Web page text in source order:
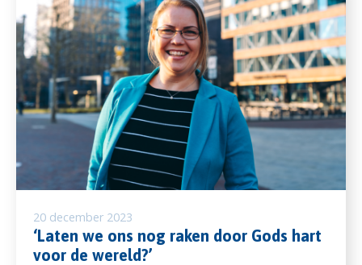
20 december 2023
‘Laten we ons nog raken door Gods hart
voor de wereld?’